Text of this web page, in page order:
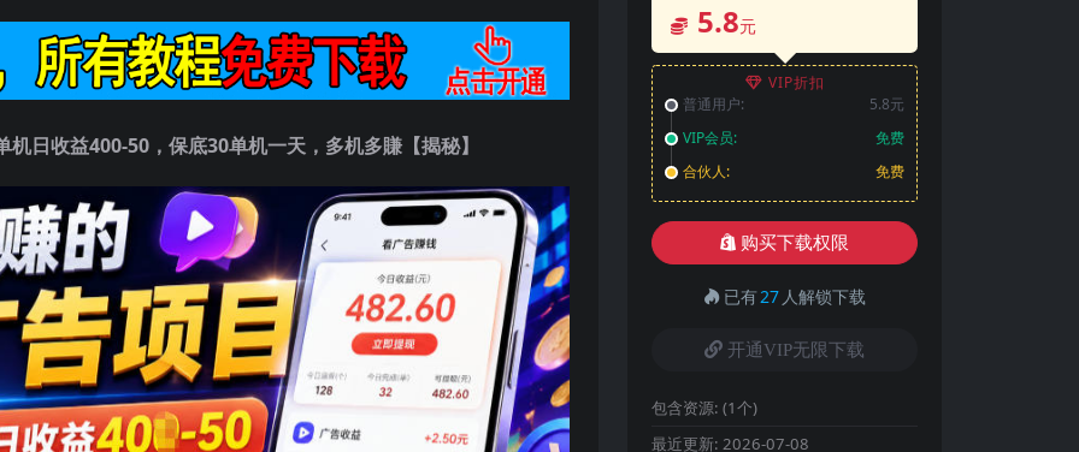
日收益400-50，保底30单机一天，多机多賺【揭秘】
5.8元
VIP折扣
普通用户:
5.8元
VIP会员:
免费
合伙人:
免费
购买下载权限
已有27 人解锁下载
开通VIP无限下载
包含资源: (1个)
最近更新: 2026-07-08